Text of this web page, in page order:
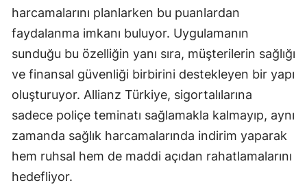
Manisa
Kahramanmaraş
Mardin
Muğla
Muş
harcamalarını planlarken bu puanlardan
faydalanma imkanı buluyor. Uygulamanın
sunduğu bu özelliğin yanı sıra, müşterilerin sağlığı
ve finansal güvenliği birbirini destekleyen bir yapı
oluşturuyor. Allianz Türkiye, sigortalılarına
sadece poliçe teminatı sağlamakla kalmayıp, aynı
zamanda sağlık harcamalarında indirim yaparak
hem ruhsal hem de maddi açıdan rahatlamalarını
hedefliyor.